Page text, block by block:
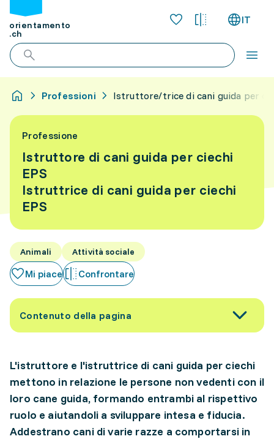
orientamento
.ch
IT
Professioni Istruttore/trice di cani guida per
Professione
Istruttore di cani guida per ciechi
EPS
Istruttrice di cani guida per ciechi
EPS
Animali Attività sociale
Mi piace Confrontare
Contenuto della pagina
L'istruttore e l'istruttrice di cani guida per ciechi
mettono in relazione le persone non vedenti con il
loro cane guida, formando entrambi al rispettivo
ruolo e aiutandoli a sviluppare intesa e fiducia.
Addestrano cani di varie razze a comportarsi in